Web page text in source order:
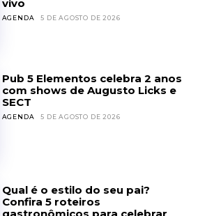
vivo
AGENDA 5 DE AGOSTO DE 2026
Pub 5 Elementos celebra 2 anos
com shows de Augusto Licks e
SECT
AGENDA 5 DE AGOSTO DE 2026
Qual é o estilo do seu pai?
Confira 5 roteiros